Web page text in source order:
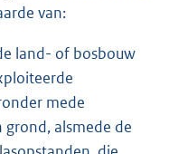
van:
land- of bosbouw
mede
alsmede de